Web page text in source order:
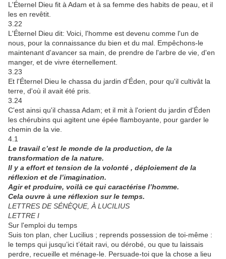
L'Éternel Dieu fit à Adam et à sa femme des habits de peau, et il
les en revêtit.
3.22
L'Éternel Dieu dit: Voici, l'homme est devenu comme l'un de
nous, pour la connaissance du bien et du mal. Empêchons-le
maintenant d'avancer sa main, de prendre de l'arbre de vie, d'en
manger, et de vivre éternellement.
3.23
Et l'Éternel Dieu le chassa du jardin d'Éden, pour qu'il cultivât la
terre, d'où il avait été pris.
3.24
C'est ainsi qu'il chassa Adam; et il mit à l'orient du jardin d'Éden
les chérubins qui agitent une épée flamboyante, pour garder le
chemin de la vie.
4.1
Le travail c’est le monde de la production, de la
transformation de la nature.
Il y a effort et tension de la volonté , déploiement de la
réflexion et de l’imagination.
Agir et produire, voilà ce qui caractérise l’homme.
Cela ouvre à une réflexion sur le temps.
LETTRES DE SÉNÈQUE, À LUCILIUS
LETTRE I
Sur l'emploi du temps
Suis ton plan, cher Lucilius ; reprends possession de toi-même :
le temps qui jusqu’ici t’était ravi, ou dérobé, ou que tu laissais
perdre, recueille et ménage-le. Persuade-toi que la chose a lieu